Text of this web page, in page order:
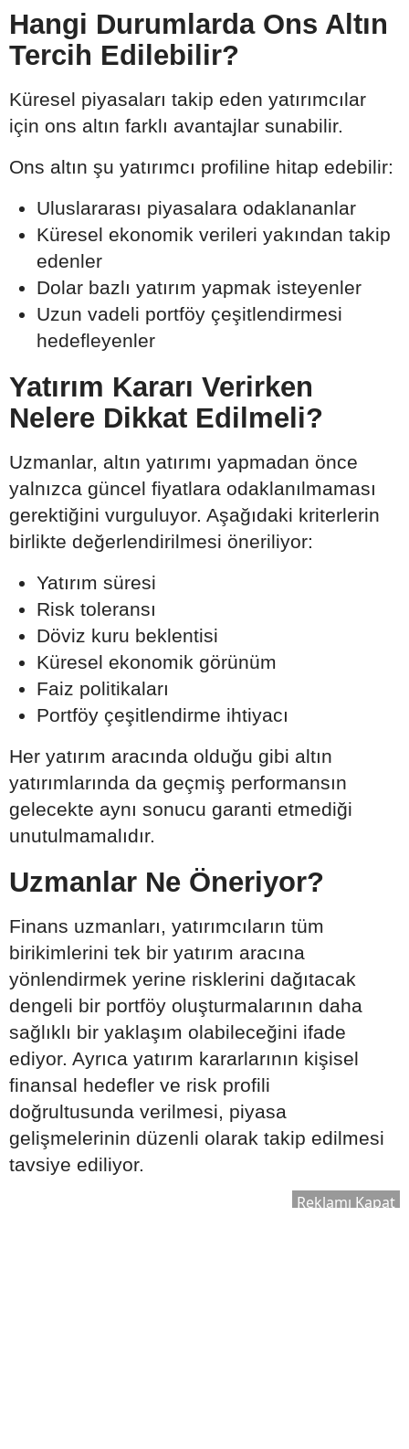
Hangi Durumlarda Ons Altın
Tercih Edilebilir?
Küresel piyasaları takip eden yatırımcılar
için ons altın farklı avantajlar sunabilir.
Ons altın şu yatırımcı profiline hitap edebilir:
Uluslararası piyasalara odaklananlar
Küresel ekonomik verileri yakından takip
edenler
Dolar bazlı yatırım yapmak isteyenler
Uzun vadeli portföy çeşitlendirmesi
hedefleyenler
Yatırım Kararı Verirken
Nelere Dikkat Edilmeli?
Uzmanlar, altın yatırımı yapmadan önce
yalnızca güncel fiyatlara odaklanılmaması
gerektiğini vurguluyor. Aşağıdaki kriterlerin
birlikte değerlendirilmesi öneriliyor:
Yatırım süresi
Risk toleransı
Döviz kuru beklentisi
Küresel ekonomik görünüm
Faiz politikaları
Portföy çeşitlendirme ihtiyacı
Her yatırım aracında olduğu gibi altın
yatırımlarında da geçmiş performansın
gelecekte aynı sonucu garanti etmediği
unutulmamalıdır.
Uzmanlar Ne Öneriyor?
Finans uzmanları, yatırımcıların tüm
birikimlerini tek bir yatırım aracına
yönlendirmek yerine risklerini dağıtacak
dengeli bir portföy oluşturmalarının daha
sağlıklı bir yaklaşım olabileceğini ifade
ediyor. Ayrıca yatırım kararlarının kişisel
finansal hedefler ve risk profili
doğrultusunda verilmesi, piyasa
gelişmelerinin düzenli olarak takip edilmesi
tavsiye ediliyor.
Reklamı Kapat